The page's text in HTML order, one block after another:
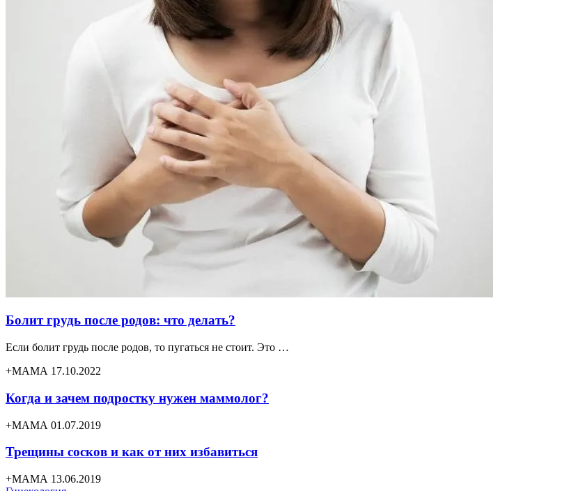
Болит грудь после родов: что делать?
Если болит грудь после родов, то пугаться не стоит. Это …
+МАМА 17.10.2022
Когда и зачем подростку нужен маммолог?
+МАМА 01.07.2019
Трещины сосков и как от них избавиться
+МАМА 13.06.2019